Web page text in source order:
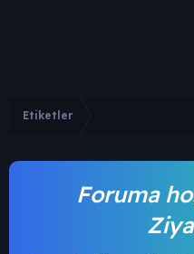
Etiketler
Foruma